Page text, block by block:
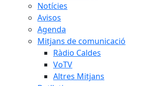
Notícies
Avisos
Agenda
Mitjans de comunicació
Ràdio Caldes
VoTV
Altres Mitjans